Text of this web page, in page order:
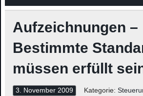
Aufzeichnungen –
Bestimmte
müssen erfüllt
3. November 2009 Kategorie: